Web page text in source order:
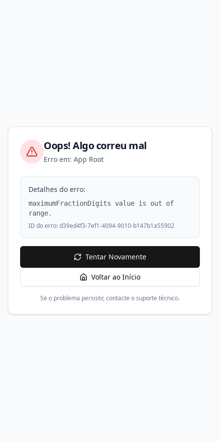
Oops! Algo correu mal
Erro em: App Root
Detalhes do erro:
maximumFractionDigits value is out of
range.
ID do erro:d39ed4f3-7ef1-4094-9010-b147b1a55902
Tentar Novamente
Voltar ao Início
Se o problema persistir, contacte o suporte técnico.